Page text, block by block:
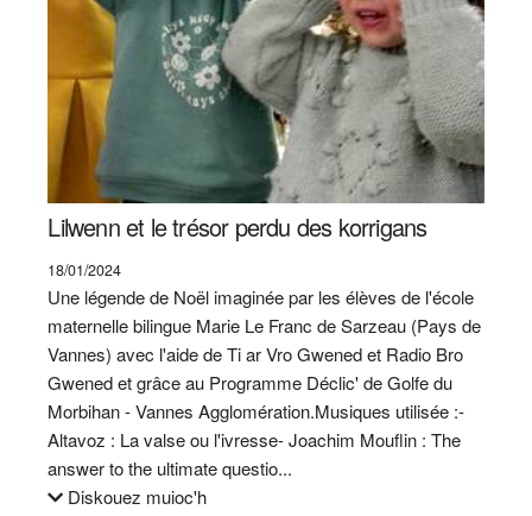
Lilwenn et le trésor perdu des korrigans
18/01/2024
Une légende de Noël imaginée par les élèves de l'école
maternelle bilingue Marie Le Franc de Sarzeau (Pays de
Vannes) avec l'aide de Ti ar Vro Gwened et Radio Bro
Gwened et grâce au Programme Déclic' de Golfe du
Morbihan - Vannes Agglomération.Musiques utilisée :-
Altavoz : La valse ou l'ivresse- Joachim Mouflin : The
answer to the ultimate questio...
Diskouez muioc'h